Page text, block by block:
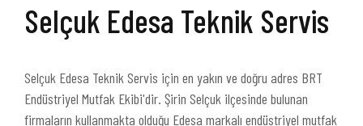
Selçuk Edesa Teknik Servis
Selçuk Edesa Teknik Servis için en yakın ve doğru adres BRT
Endüstriyel Mutfak Ekibi'dir. Şirin Selçuk ilçesinde bulunan
firmaların kullanmakta olduğu Edesa markalı endüstriyel mutfak